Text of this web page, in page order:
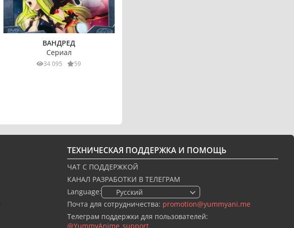
ВАНДРЕД
Сериал
34 095 59
ТЕХНИЧЕСКАЯ ПОДДЕРЖКА И ПОМОЩЬ
ЧАТ С ПОДДЕРЖКОЙ
КАНАЛ РАЗРАБОТКИ В ТЕЛЕГРАМ
Language:
🇷🇺 Русский
Почта для сотрудничества: promotion@yummyani.me
Телеграм поддержки для пользователей:
@YummyAnime_support